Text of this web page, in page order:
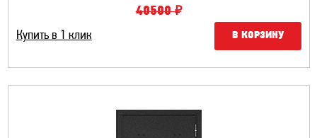
40500 ₽
Купить в 1 клик
В КОРЗИНУ